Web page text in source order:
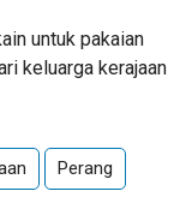
untuk pakaian
keluarga kerajaan
Perang